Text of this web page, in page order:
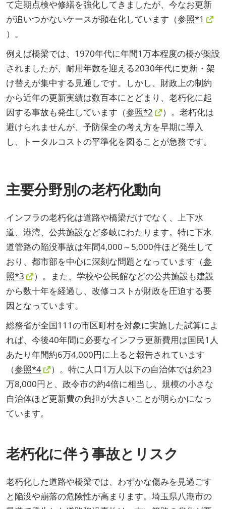
て定期点検や修繕を強化してきましたが、今なお更新
が追いつかないケースが顕在化しています（参照*1
）。
例えば橋梁では、1970年代に年間1万本程度の橋が架設
されましたが、耐用年数を迎える2030年代に更新・架
け替えが集中する見通しです。しかし、財政上の制約
から近年の更新実績は数百本にとどまり、老朽化に起
因する事故も発生しています（参照*2
）。老朽化は
避けられませんが、予防保全の考え方を早期に導入
し、トータルコストの平準化を図ることが急務です。
主要分野別の老朽化動向
インフラの老朽化は道路や橋梁だけでなく、上下水
道、港湾、公共施設など多岐にわたります。特に下水
道管路の陥没事故は年間4,000～5,000件ほど発生して
おり、都市部を中心に深刻な問題となっています（参
照*3
）。また、学校や公民館などの公共施設も建設
から数十年を経過し、改修コストが財政を圧迫する要
因となっています。
総務省が全国111の市区町村を対象に実施した試算によ
れば、今後40年間に必要なインフラ更新費用は国民1人
あたり年間約6万4,000円に上ると報告されています
（参照*4
）。特に人口1万人以下の自治体では約23
万8,000円と、政令市の約4倍に相当し、規模の小さな
自治体ほど更新費の負担が大きいことが明らかになっ
ています。
老朽化に伴う事故とリスク
老朽化した道路や橋梁では、わずかな傷みを見過ごす
と陥没や崩落の危険性が高まります。埼玉県八潮市の